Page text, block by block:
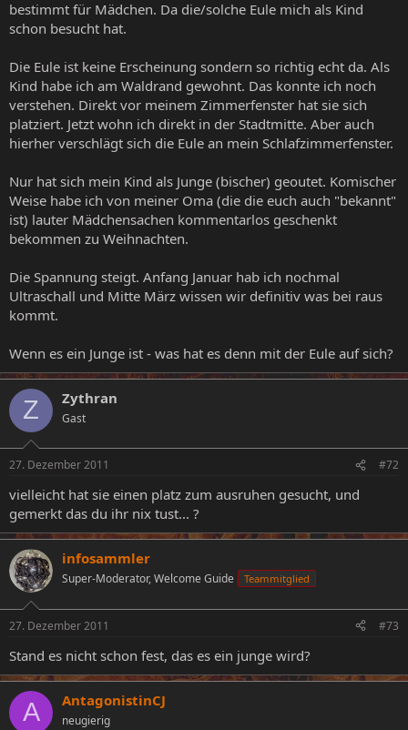
bestimmt für Mädchen. Da die/solche Eule mich als Kind
schon besucht hat.
Die Eule ist keine Erscheinung sondern so richtig echt da. Als
Kind habe ich am Waldrand gewohnt. Das konnte ich noch
verstehen. Direkt vor meinem Zimmerfenster hat sie sich
platziert. Jetzt wohn ich direkt in der Stadtmitte. Aber auch
hierher verschlägt sich die Eule an mein Schlafzimmerfenster.
Nur hat sich mein Kind als Junge (bischer) geoutet. Komischer
Weise habe ich von meiner Oma (die die euch auch "bekannt"
ist) lauter Mädchensachen kommentarlos geschenkt
bekommen zu Weihnachten.
Die Spannung steigt. Anfang Januar hab ich nochmal
Ultraschall und Mitte März wissen wir definitiv was bei raus
kommt.
Wenn es ein Junge ist - was hat es denn mit der Eule auf sich?
Z Zythran
Gast
27. Dezember 2011 #72
vielleicht hat sie einen platz zum ausruhen gesucht, und
gemerkt das du ihr nix tust... ?
infosammler
Super-Moderator, Welcome Guide Teammitglied
27. Dezember 2011 #73
Stand es nicht schon fest, das es ein junge wird?
A AntagonistinCJ
neugierig